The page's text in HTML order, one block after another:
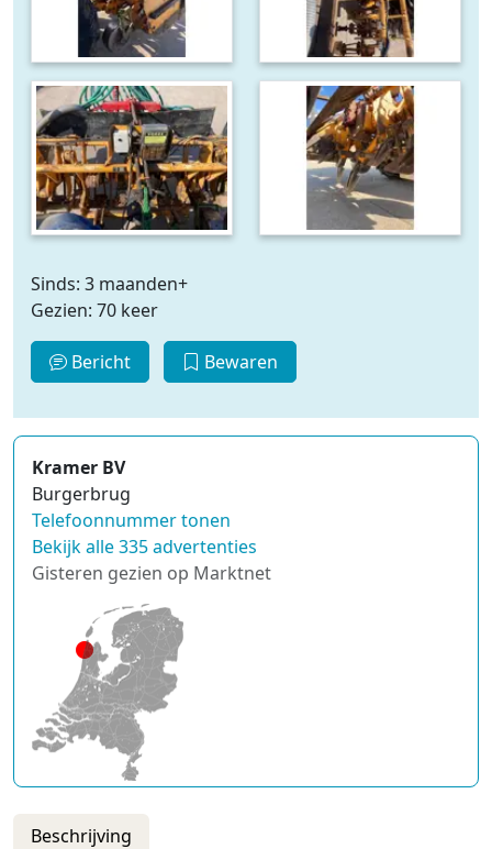
Sinds: 3 maanden+
Gezien: 70 keer
Bericht Bewaren
Kramer BV
Burgerbrug
Telefoonnummer tonen
Bekijk alle 335 advertenties
Gisteren gezien op Marktnet
Beschrijving